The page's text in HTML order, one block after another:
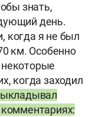
знать,
день.
когда я не был
км. Особенно
когда заходил